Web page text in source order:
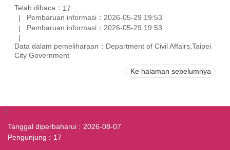
Telah dibaca： 17
Pembaruan informasi：2026-05-29 19:53
Pembaruan informasi：2026-05-29 19:53
Data dalam pemeliharaan：Department of Civil Affairs,Taipei
City Government
Ke halaman sebelumnya
:::
Tanggal diperbaharui
2026-08-07
Pengunjung
17